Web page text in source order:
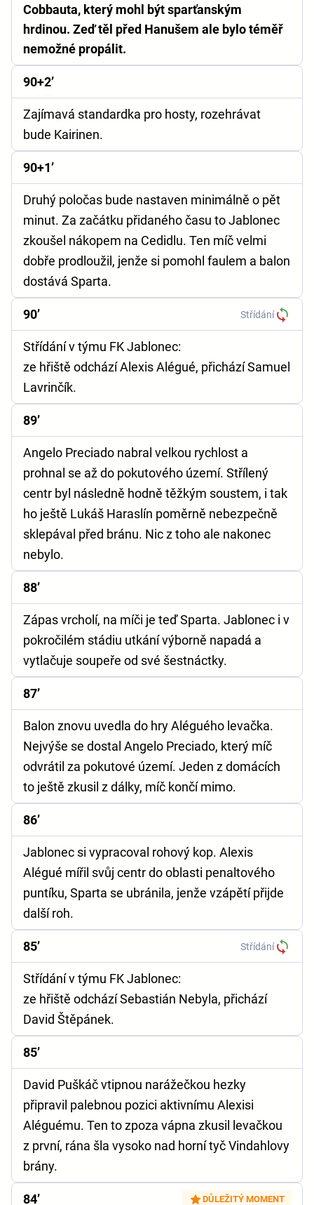
Cobbauta, který mohl být sparťanským
hrdinou. Zeď těl před Hanušem ale bylo téměř
nemožné propálit.
90+2’
Zajímavá standardka pro hosty, rozehrávat
bude Kairinen.
90+1’
Druhý poločas bude nastaven minimálně o pět
minut. Za začátku přidaného času to Jablonec
zkoušel nákopem na Cedidlu. Ten míč velmi
dobře prodloužil, jenže si pomohl faulem a balon
dostává Sparta.
90’ Střídání
Střídání v týmu FK Jablonec:
ze hřiště odchází Alexis Alégué, přichází Samuel
Lavrinčík.
89’
Angelo Preciado nabral velkou rychlost a
prohnal se až do pokutového území. Střílený
centr byl následně hodně těžkým soustem, i tak
ho ještě Lukáš Haraslín poměrně nebezpečně
sklepával před bránu. Nic z toho ale nakonec
nebylo.
88’
Zápas vrcholí, na míči je teď Sparta. Jablonec i v
pokročilém stádiu utkání výborně napadá a
vytlačuje soupeře od své šestnáctky.
87’
Balon znovu uvedla do hry Aléguého levačka.
Nejvýše se dostal Angelo Preciado, který míč
odvrátil za pokutové území. Jeden z domácích
to ještě zkusil z dálky, míč končí mimo.
86’
Jablonec si vypracoval rohový kop. Alexis
Alégué mířil svůj centr do oblasti penaltového
puntíku, Sparta se ubránila, jenže vzápětí přijde
další roh.
85’ Střídání
Střídání v týmu FK Jablonec:
ze hřiště odchází Sebastián Nebyla, přichází
David Štěpánek.
85’
David Puškáč vtipnou narážečkou hezky
připravil palebnou pozici aktivnímu Alexisi
Aléguému. Ten to zpoza vápna zkusil levačkou
z první, rána šla vysoko nad horní tyč Vindahlovy
brány.
84’ DŮLEŽITÝ MOMENT